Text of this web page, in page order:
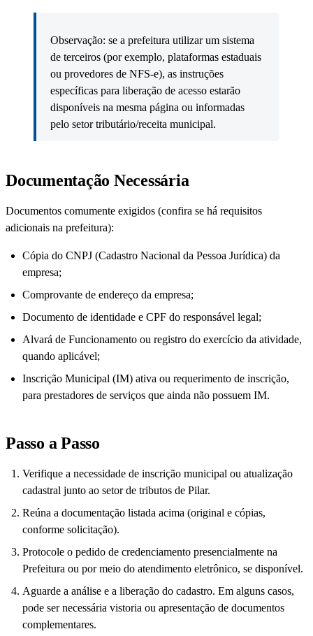
Observação: se a prefeitura utilizar um sistema
de terceiros (por exemplo, plataformas estaduais
ou provedores de NFS-e), as instruções
específicas para liberação de acesso estarão
disponíveis na mesma página ou informadas
pelo setor tributário/receita municipal.
Documentação Necessária
Documentos comumente exigidos (confira se há requisitos
adicionais na prefeitura):
Cópia do CNPJ (Cadastro Nacional da Pessoa Jurídica) da
empresa;
Comprovante de endereço da empresa;
Documento de identidade e CPF do responsável legal;
Alvará de Funcionamento ou registro do exercício da atividade,
quando aplicável;
Inscrição Municipal (IM) ativa ou requerimento de inscrição,
para prestadores de serviços que ainda não possuem IM.
Passo a Passo
Verifique a necessidade de inscrição municipal ou atualização
cadastral junto ao setor de tributos de Pilar.
Reúna a documentação listada acima (original e cópias,
conforme solicitação).
Protocole o pedido de credenciamento presencialmente na
Prefeitura ou por meio do atendimento eletrônico, se disponível.
Aguarde a análise e a liberação do cadastro. Em alguns casos,
pode ser necessária vistoria ou apresentação de documentos
complementares.